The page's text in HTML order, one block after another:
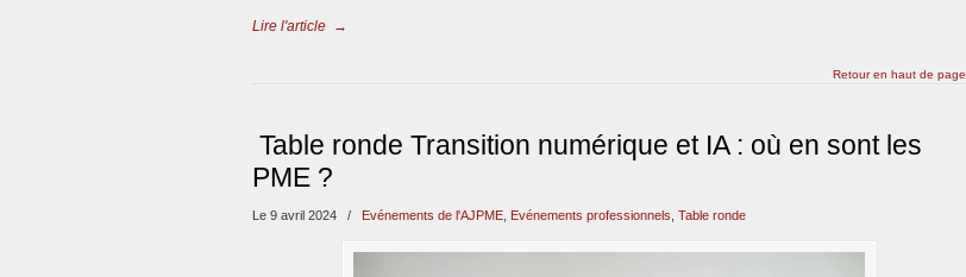
Lire l'article →
Retour en haut de page
Table ronde Transition numérique et IA : où en sont les
PME ?
Le 9 avril 2024 / Evénements de l'AJPME Evénements professionnels Table ronde